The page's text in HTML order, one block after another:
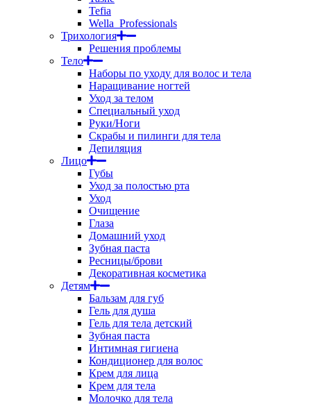
Tefia
Wella_Professionals
Трихология
Решения проблемы
Тело
Наборы по уходу для волос и тела
Наращивание ногтей
Уход за телом
Специальный уход
Руки/Ноги
Скрабы и пилинги для тела
Депиляция
Лицо
Губы
Уход за полостью рта
Уход
Очищение
Глаза
Домашний уход
Зубная паста
Ресницы/брови
Декоративная косметика
Детям
Бальзам для губ
Гель для душа
Гель для тела детский
Зубная паста
Интимная гигиена
Кондиционер для волос
Крем для лица
Крем для тела
Молочко для тела